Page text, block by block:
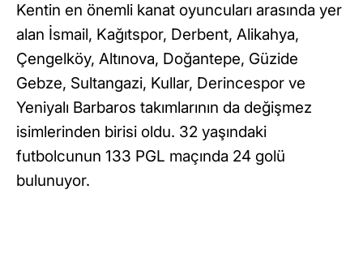
Kentin en önemli kanat oyuncuları arasında yer
alan İsmail, Kağıtspor, Derbent, Alikahya,
Çengelköy, Altınova, Doğantepe, Güzide
Gebze, Sultangazi, Kullar, Derincespor ve
Yeniyalı Barbaros takımlarının da değişmez
isimlerinden birisi oldu. 32 yaşındaki
futbolcunun 133 PGL maçında 24 golü
bulunuyor.